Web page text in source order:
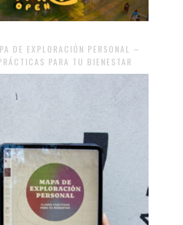
DE EXPLORACIÓN PERSONAL –
PARA TU BIENESTAR